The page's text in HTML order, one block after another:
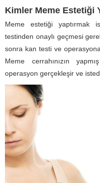
Kimler Meme Estetiği
Meme estetiği yaptırmak
testinden onaylı geçmesi
sonra kan testi ve
Meme cerrahınızın
operasyon gerçekleşir ve